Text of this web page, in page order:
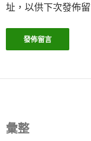
址，以供下次發佈
彙整